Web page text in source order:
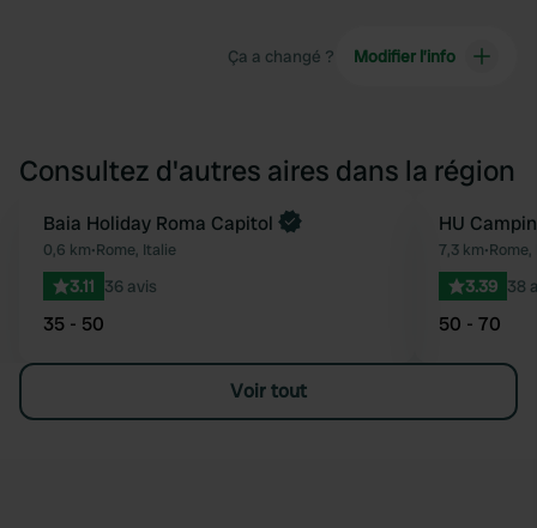
Ça a changé ? Modifier l’info
Consultez d'autres aires dans la région
Préféré
Reserve maintenant
Baia Holiday Roma Capitol
0,6 km•Rome, Italie
3.11 36 avis
35 - 50
Reserve
HU
7,3 km•
3.39 38
50 - 70
Voir tout